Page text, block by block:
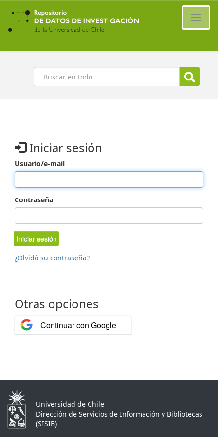
Ir
contenido
principal
Buscar
Iniciar sesión
Usuario/e-mail
Contraseña
Iniciar sesión
¿Olvidó su contraseña?
Otras opciones
Continuar con Google
Universidad de Chile
Dirección de Servicios de Información y Bibliotecas
(SISIB)